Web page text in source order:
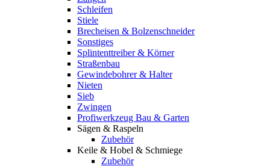
Schleifen
Stiele
Brecheisen & Bolzenschneider
Sonstiges
Splintenttreiber & Körner
Straßenbau
Gewindebohrer & Halter
Nieten
Sieb
Zwingen
Profiwerkzeug Bau & Garten
Sägen & Raspeln
Zubehör
Keile & Hobel & Schmiege
Zubehör